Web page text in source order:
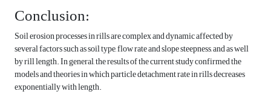
Conclusion:
Soil erosion processes in rills are complex and dynamic affected by
several factors such as soil type, flow rate and slope steepness, and as well
by rill length. In general, the results of the current study confirmed the
models and theories in which particle detachment rate in rills decreases
exponentially with length.